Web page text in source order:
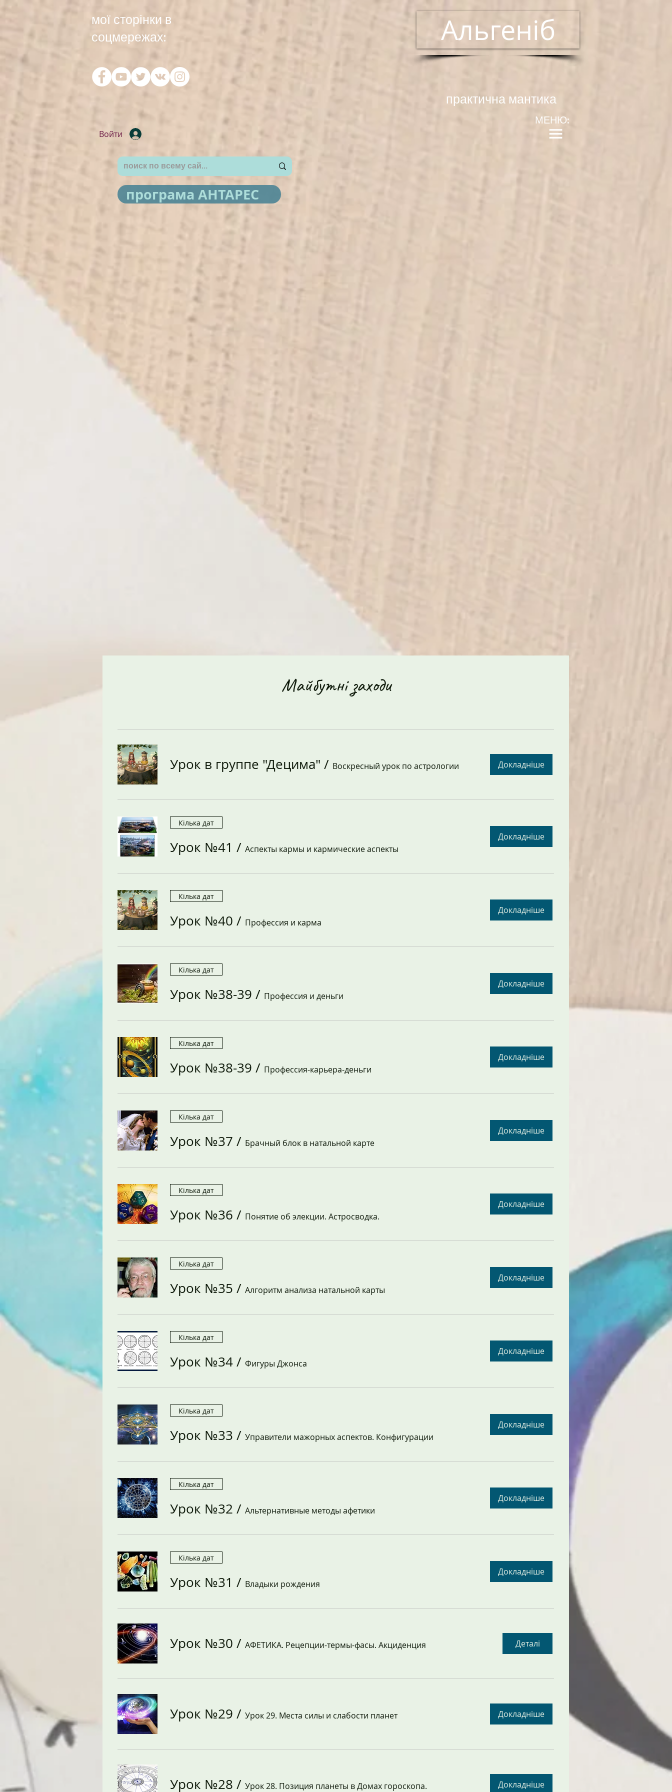
мої сторінки в
соцмережах:
Альгеніб
практична мантика
Войти
МЕНЮ:
програма АНТАРЕС
Майбутні заходи
Урок в группе "Децима" / Воскресный урок по астрологии Докладніше
Кілька дат
Урок №41 / Аспекты кармы и кармические аспекты
Докладніше
Кілька дат
Урок №40 / Профессия и карма
Докладніше
Кілька дат
Урок №38-39 / Профессия и деньги
Докладніше
Кілька дат
Урок №38-39 / Профессия-карьера-деньги
Докладніше
Кілька дат
Урок №37 / Брачный блок в натальной карте
Докладніше
Кілька дат
Урок №36 / Понятие об элекции. Астросводка.
Докладніше
Кілька дат
Урок №35 / Алгоритм анализа натальной карты
Докладніше
Кілька дат
Урок №34 / Фигуры Джонса
Докладніше
Кілька дат
Урок №33 / Управители мажорных аспектов. Конфигурации
Докладніше
Кілька дат
Урок №32 / Альтернативные методы афетики
Докладніше
Кілька дат
Урок №31 / Владыки рождения
Докладніше
Урок №30 / АФЕТИКА. Рецепции-термы-фасы. Акциденция Деталі
Урок №29 / Урок 29. Места силы и слабости планет Докладніше
Урок №28 / Урок 28. Позиция планеты в Домах гороскопа. Докладніше